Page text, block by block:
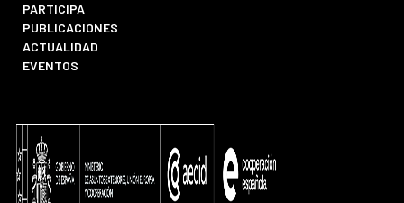
PARTICIPA
PUBLICACIONES
ACTUALIDAD
EVENTOS